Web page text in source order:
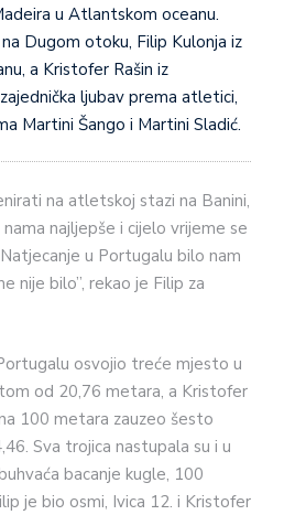
u Atlantskom oceanu.
Dugom otoku, Filip Kulonja iz
a Kristofer Rašin iz
ljubav prema atletici,
Martini Šango i Martini Sladić.
na atletskoj stazi na Banini,
najljepše i cijelo vrijeme se
u Portugalu bilo nam
nije bilo”, rekao je Filip za
osvojio treće mjesto u
od 20,76 metara, a Kristofer
100 metara zauzeo šesto
Sva trojica nastupala su i u
bacanje kugle, 100
je bio osmi, Ivica 12. i Kristofer